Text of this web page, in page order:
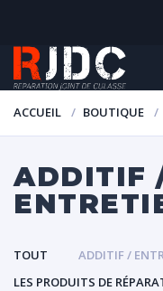
ACCUEIL BOUTIQUE
ADDITIF
TOUT
ADDITIF /
LES PRODUITS DE